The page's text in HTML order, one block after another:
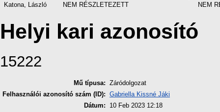
Katona, László
NEM RÉSZLETEZETT NEM
Helyi kari azonosító
15222
Mű típusa: Záródolgozat
Felhasználói azonosító szám (ID): Gabriella Kissné Jáki
Dátum:
10 Feb 2023 12:18